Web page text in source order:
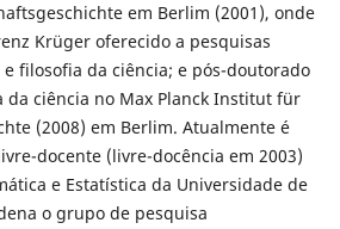
em Berlim (2001), onde
Krüger oferecido a pesquisas
filosofia da ciência; e pós-doutorado
da ciência no Max Planck Institut für
(2008) em Berlim. Atualmente é
docente (livre-docência em 2003)
e Estatística da Universidade de
o grupo de pesquisa